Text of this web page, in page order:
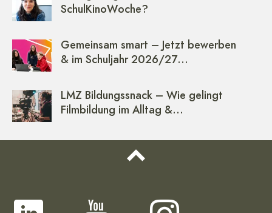
SchulKinoWoche?
Gemeinsam smart – Jetzt bewerben
& im Schuljahr 2026/27…
LMZ Bildungssnack – Wie gelingt
Filmbildung im Alltag &…